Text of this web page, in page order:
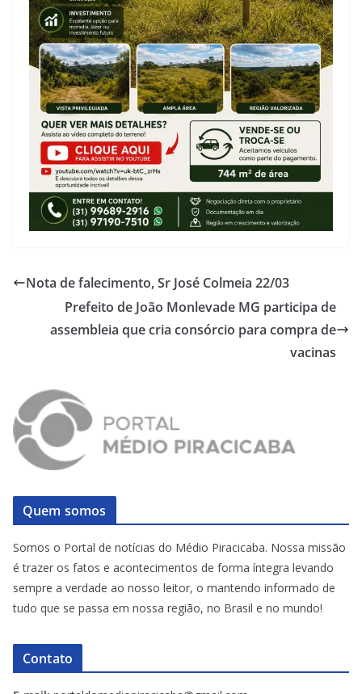
Nota de falecimento, Sr José Colmeia 22/03
Prefeito de João Monlevade MG participa de
assembleia que cria consórcio para compra de
vacinas
Quem somos
Somos o Portal de notícias do Médio Piracicaba. Nossa missão
é trazer os fatos e acontecimentos de forma íntegra levando
sempre a verdade ao nosso leitor, o mantendo informado de
tudo que se passa em nossa região, no Brasil e no mundo!
Contato